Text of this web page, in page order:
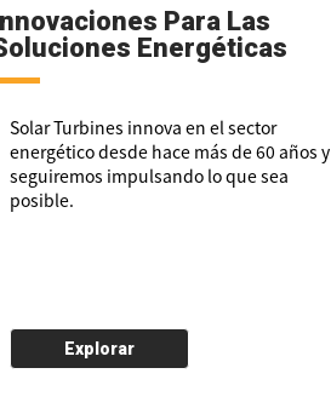
Para Las
Energéticas
Solar Turbines innova en el sector
energético desde hace más de 60 años y
seguiremos impulsando lo que sea
posible.
Explorar